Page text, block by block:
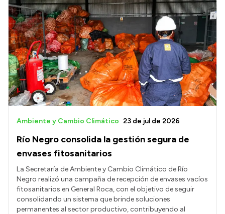
Río Negro consolida la gestión segura de
envases fitosanitarios
Ambiente y Cambio Climático 23 de jul de 2026
La Secretaría de Ambiente y Cambio Climático de Río
Negro realizó una campaña de recepción de envases vacíos
fitosanitarios en General Roca, con el objetivo de seguir
consolidando un sistema que brinde soluciones
permanentes al sector productivo, contribuyendo al